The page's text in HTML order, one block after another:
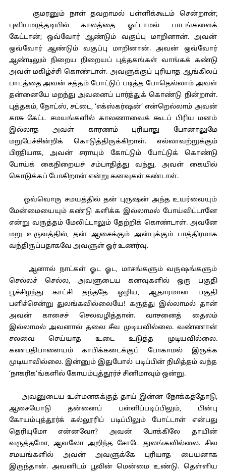
குமரனும் நாள் தவறாமல் பள்ளிக்கூடம் சென்றான்;
புளியமரத்தடியில் காலத்தை ஓட்டாமல் பாடங்களைக்
கேட்டான்; ஒவ்வோர் ஆண்டும் வகுப்பு மாறினான். அவன்
ஒவ்வோர் ஆண்டும் வகுப்பு மாறினான். அவன் ஒவ்வோர்
ஆண்டிலும் நிறைய நிறையப் புத்தகங்கள் வாங்கக் கண்டு
அவள் மகிழ்ச்சி கொண்டாள். அவளுக்குப் புரியாத ஆங்கிலப்
பாடத்தை அவன் சத்தம் போட்டுப் படித்த போதெல்லாம் அவள்
தன்னையே மறந்து அவனைப் பார்த்துக் கொண்டு நின்றாள்.
புத்தகம், நோட்ஸ், சட்டை, ‘எக்ஸ்கர்ஷன்’ என்றெல்லாம் அவன்
காசு கேட்ட சமயங்களில் காலணாவைக் கூடப் பிரிய மனம்
இல்லாத அவள் காரணம் புரியாது போனாலுமே
மறுபேச்சின்றிக் கொடுத்திருக்கிறாள். எல்லாவற்றுக்கும்
பிரதியாக, அவன் சராயும் கோட்டும் போட்டுக் கொண்டு
போய்க் கைநிறையச் சம்பாதித்து வந்து, அவள் கையில்
கொடுக்கப் போகிறான் என்று கனவுகள் கண்டாள்.
ஒவ்வொரு சமயத்தில் தன் புருஷன் அந்த உயர்வையும்
மேன்மையையும் கண்டு களிக்க இல்லாமல் போய்விட்டானே
என்று வருத்தம் மேலிட்டாலும் தேற்றிக் கொண்டாள். அவனே
மறு உருவத்தில், தன் ஆசைக்கும் அன்புக்கும் பாத்திரமாக
வந்திருப்பதாகவே அவளுள் ஓர் உணர்வு.
ஆனால் நாட்கள் ஓட ஓட, மாசங்களும் வருஷங்களும்
செல்லச் செல்ல, அவளுடைய கனவுகளில் ஒரு பகுதி
பூச்சிழந்து காட்சி தந்ததே ஒழிய, ஆதாரமான பகுதி
பளிச்சென்று துலங்கவில்லையே! கருத்து இல்லாமல் தான்
அவன் காசைச் செலவழித்தான். வாசனைத் தைலம்
இல்லாமல் அவனால் தலை சீவ முடியவில்லை. வண்ணான்
சலவை செய்யாத உடை உடுத்த முடியவில்லை.
கணபதிபாளையம் காபிக்கடைக்குப் போகாமல் இருக்க
முடியாவில்லை. இன்னும் இதுபோல் படிப்பின் நிமித்தம் வந்த
‘நாகரிக’ங்களில் கோயம்புத்தூர்ச் சினிமாவும் ஒன்று.
அவனுடைய உள்மனசுக்குத் தாய் இன்ன நோக்கத்தோடு,
ஆசையோடு தன்னைப் பள்ளிப்படிப்பிலும், பின்பு
கோயம்புத்தூர்க் கல்லூரிப் படிப்பிலும் போட்டாள் என்பது
தெரியுமோ என்னவோ? அவன் போக்கிலே தாயின்
வருத்தமோ, ஆவலோ அறிந்த சோடே துலங்கவில்லை. சில
சமயங்களில் அவன் அவளுக்கே புரியாத பையனாக
இருந்தான். அவனிடம் பூவின் மென்மை உண்டு. தெள்ளிய